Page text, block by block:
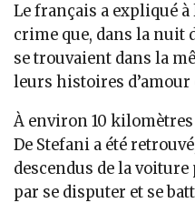
Le français a expliqué
crime que, dans la nuit
se trouvaient dans la
leurs histoires d’amour
À environ 10 kilomètres
De Stefani a été
descendus de la
par se disputer et se